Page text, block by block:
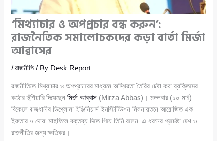
‘মিথ্যাচার ও অপপ্রচার বন্ধ করুন’:
রাজনৈতিক সমালোচকদের কড়া বার্তা মির্জা
আব্বাসের
/রাজনীতি/ By Desk Report
রাজনীতিতে মিথ্যাচার ও অপপ্রচারের মাধ্যমে অস্থিরতা তৈরির চেষ্টা করা ব্যক্তিদের
কঠোর হুঁশিয়ারি দিয়েছেনমির্জা আব্বাস (Mirza Abbas)। মঙ্গলবার (১০ মার্চ)
বিকেলে রাজধানীর ডিপ্লোমা ইঞ্জিনিয়ার্স ইনস্টিটিউশন মিলনায়তনে আয়োজিত এক
ইফতার ও দোয়া মাহফিলে বক্তব্য দিতে গিয়ে তিনি বলেন, এ ধরনের প্রচেষ্টা দেশ ও
রাজনীতির জন্য ক্ষতিকর।